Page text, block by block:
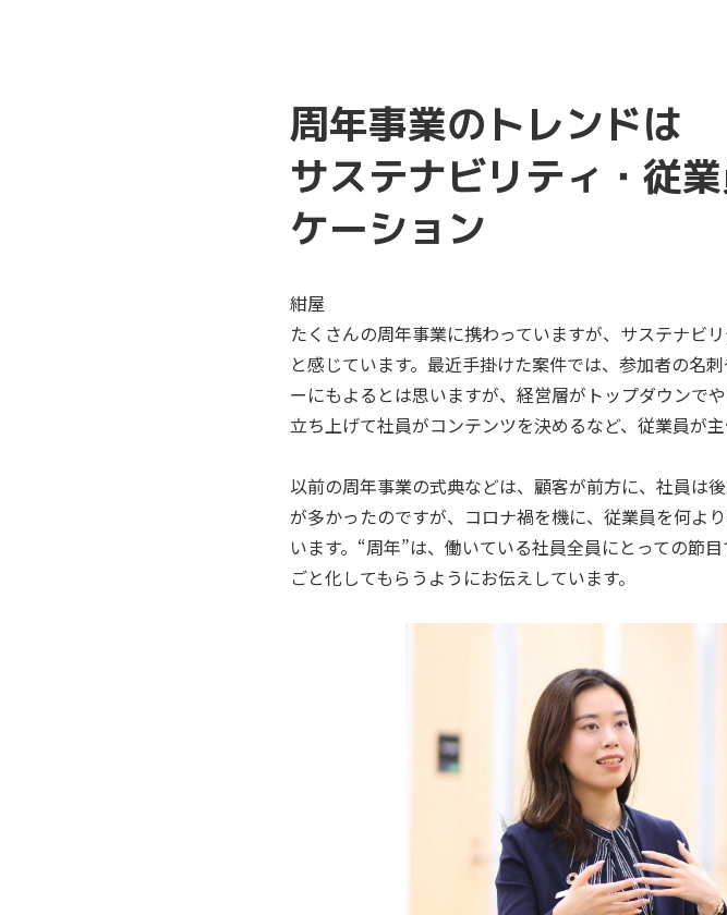
周年事業のトレンドは
サステナビリティ・従
ケーション
紺屋
たくさんの周年事業に携わっていますが、サステナビ
と感じています。最近手掛けた案件では、参加者の名
ーにもよるとは思いますが、経営層がトップダウンで
立ち上げて社員がコンテンツを決めるなど、従業員が
以前の周年事業の式典などは、顧客が前方に、社員は
が多かったのですが、コロナ禍を機に、従業員を何よ
います。“周年”は、働いている社員全員にとっての節
ごと化してもらうようにお伝えしています。